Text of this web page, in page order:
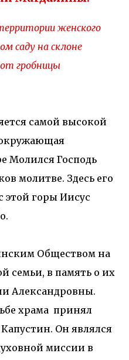
женского
саду на склоне
от гробницы
самой высокой
Молился Господь
молитве. Здесь его
этой горы Иисус
Обществом на
семьи, в память о их
Александровны.
храма принял
Он являлся
миссии в